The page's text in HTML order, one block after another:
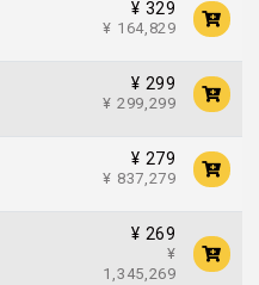
¥ 329
¥ 164,829
¥ 299
¥ 299,299
¥ 279
¥ 837,279
¥ 269
¥
1,345,269